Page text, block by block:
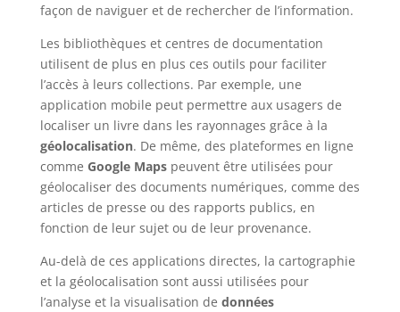
façon de naviguer et de rechercher de l’information.
Les bibliothèques et centres de documentation
utilisent de plus en plus ces outils pour faciliter
l’accès à leurs collections. Par exemple, une
application mobile peut permettre aux usagers de
localiser un livre dans les rayonnages grâce à la
géolocalisation. De même, des plateformes en ligne
comme Google Mapspeuvent être utilisées pour
géolocaliser des documents numériques, comme des
articles de presse ou des rapports publics, en
fonction de leur sujet ou de leur provenance.
Au-delà de ces applications directes, la cartographie
et la géolocalisation sont aussi utilisées pour
l’analyse et la visualisation de données